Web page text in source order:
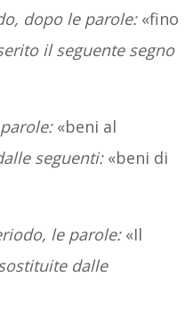
dopo le parole:«fino
il seguente segno
«beni al
seguenti:«beni di
le parole:«Il
dalle